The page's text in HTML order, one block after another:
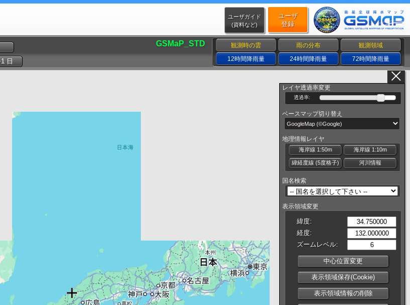
ユーザガイド
(資料など)
ユーザ
登録
GSMaP_STD 観測時の雲 雨の分布
観測領域
12時間降雨量
24時間降雨量 72時間降雨量
レイヤ透過率変更
透過率:
ベースマップ切り替え
地理情報レイヤ
海岸線 1:50m 海岸線 1:10m
緯経度線 (5度格子) 河川情報
国名検索
表示領域変更
緯度:
経度:
ズームレベル:
中心位置変更
表示領域保存(Cookie)
表示領域情報の削除